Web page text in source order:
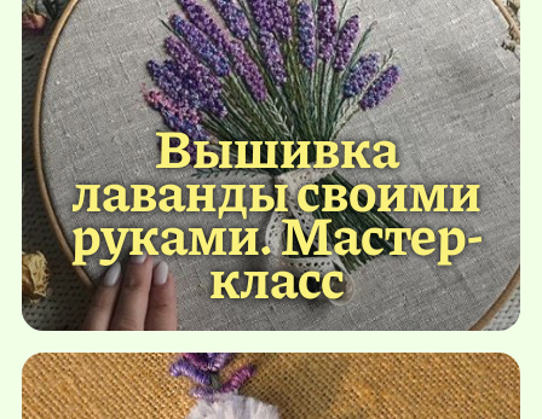
Вышивка
лаванды своими
руками. Мастер-
класс